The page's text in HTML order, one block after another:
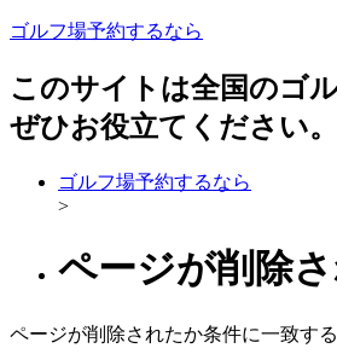
ゴルフ場予約するなら
このサイトは全国のゴ
ぜひお役立てください。
ゴルフ場予約するなら
>
ページが削除
ページが削除されたか条件に一致す